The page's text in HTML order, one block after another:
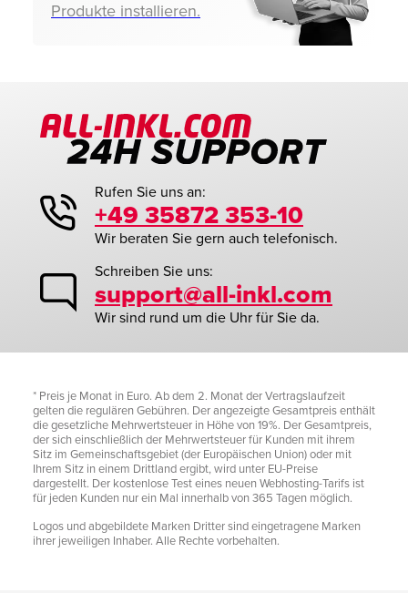
Produkte installieren.
Rufen Sie uns an:
+49 35872 353-10
Wir beraten Sie gern auch telefonisch.
Schreiben Sie uns:
support@all-inkl.com
Wir sind rund um die Uhr für Sie da.
* Preis je Monat in Euro. Ab dem 2. Monat der Vertragslaufzeit
gelten die regulären Gebühren. Der angezeigte Gesamtpreis enthält
die gesetzliche Mehrwertsteuer in Höhe von 19%. Der Gesamtpreis,
der sich einschließlich der Mehrwertsteuer für Kunden mit ihrem
Sitz im Gemeinschaftsgebiet (der Europäischen Union) oder mit
Ihrem Sitz in einem Drittland ergibt, wird unter EU-Preise
dargestellt. Der kostenlose Test eines neuen Webhosting-Tarifs ist
für jeden Kunden nur ein Mal innerhalb von 365 Tagen möglich.
Logos und abgebildete Marken Dritter sind eingetragene Marken
ihrer jeweiligen Inhaber. Alle Rechte vorbehalten.